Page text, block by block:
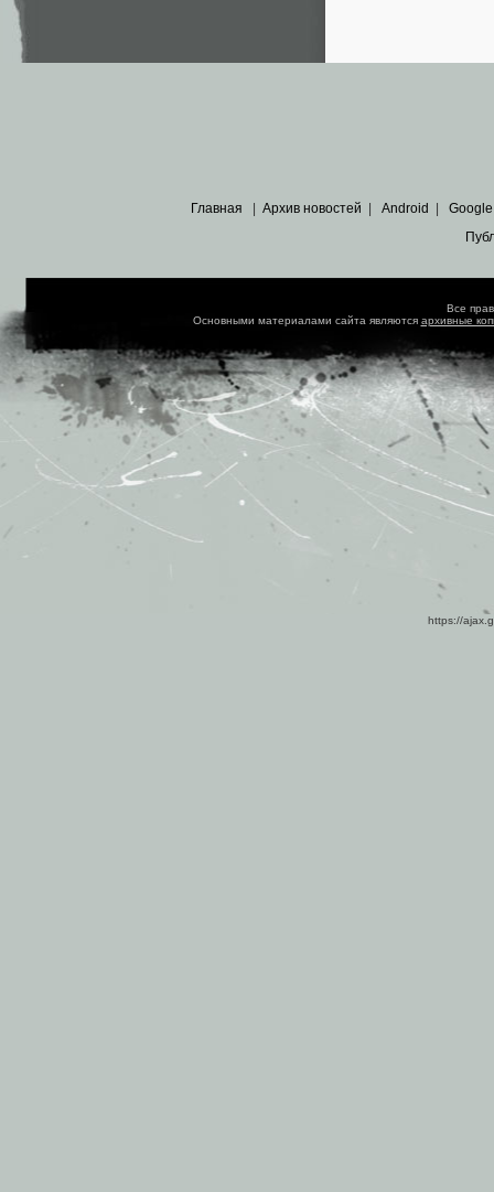
Главная Архив новостей Android Google
Все
Основными материалами сайта являются архивные
https://